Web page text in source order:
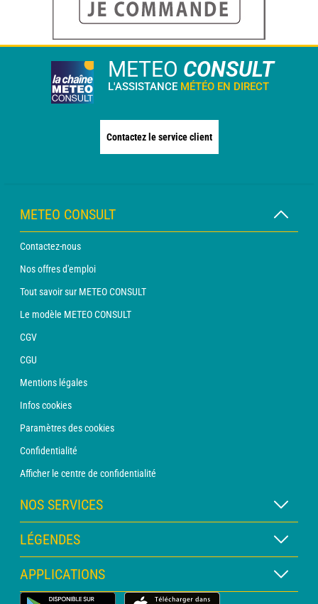
METEO CONSULT
L'ASSISTANCE MÉTÉO EN DIRECT
Contactez le service client
METEO CONSULT
Contactez-nous
Nos offres d'emploi
Tout savoir sur METEO CONSULT
Le modèle METEO CONSULT
CGV
CGU
Mentions légales
Infos cookies
Paramètres des cookies
Confidentialité
Afficher le centre de confidentialité
NOS SERVICES
Abonnement METEO Xpert
Abonnement METEO PRO
Consultation avec un prévisionniste
LÉGENDES
Légende des cartes
Légende des pictogrammes
APPLICATIONS